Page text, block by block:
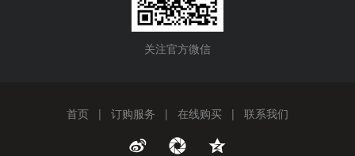
关注官方微信
首页 | 订购服务 | 在线购买 | 联系我们